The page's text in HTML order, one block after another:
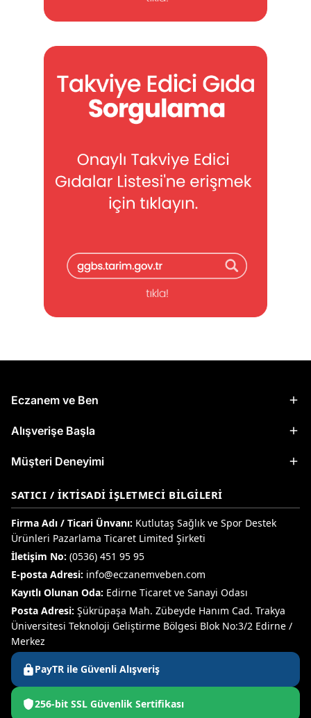
Eczanem ve Ben
Alışverişe Başla
Müşteri Deneyimi
SATICI / İKTISADI İŞLETMECI BILGILERI
Firma Adı / Ticari Ünvanı: Kutlutaş Sağlık ve Spor Destek
Ürünleri Pazarlama Ticaret Limited Şirketi
İletişim No: (0536) 451 95 95
E-posta Adresi: info@eczanemveben.com
Kayıtlı Olunan Oda: Edirne Ticaret ve Sanayi Odası
Posta Adresi: Şükrüpaşa Mah. Zübeyde Hanım Cad. Trakya
Üniversitesi Teknoloji Geliştirme Bölgesi Blok No:3/2 Edirne /
Merkez
PayTR ile Güvenli Alışveriş
256-bit SSL Güvenlik Sertifikası